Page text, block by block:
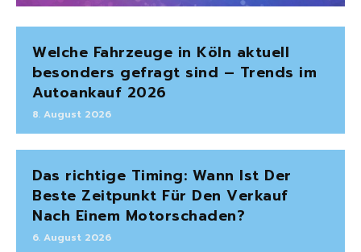
Welche Fahrzeuge in Köln aktuell
besonders gefragt sind – Trends im
Autoankauf 2026
8. August 2026
Das richtige Timing: Wann Ist Der
Beste Zeitpunkt Für Den Verkauf
Nach Einem Motorschaden?
6. August 2026